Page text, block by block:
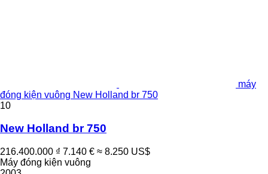
máy
đóng kiện vuông New Holland br 750
10
New Holland br 750
216.400.000 ₫ 7.140 € ≈ 8.250 US$
Máy đóng kiện vuông